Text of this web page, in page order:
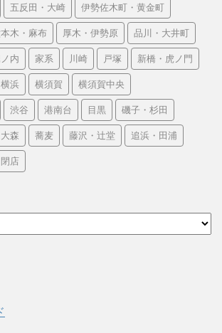
五反田・大崎 伊勢佐木町・黄金町
木・麻布 厚木・伊勢原 品川・大井町
内 家系 川崎 戸塚 新橋・虎ノ門
横浜 横須賀 横須賀中央
渋谷 港南台 目黒 磯子・杉田
森 蕎麦 藤沢・辻堂 追浜・田浦
閉店